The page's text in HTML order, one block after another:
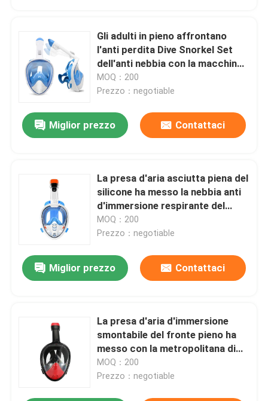
Gli adulti in pieno affrontano
l'anti perdita Dive Snorkel Set
dell'anti nebbia con la macchina
fotografica staccabile
MOQ：200
Prezzo：negotiable
Miglior prezzo Contattaci
La presa d'aria asciutta piena del
silicone ha messo la nebbia anti
d'immersione respirante del
fronte pieno
MOQ：200
Prezzo：negotiable
Miglior prezzo Contattaci
La presa d'aria d'immersione
smontabile del fronte pieno ha
messo con la metropolitana di
respirazione di 290mm
MOQ：200
Prezzo：negotiable